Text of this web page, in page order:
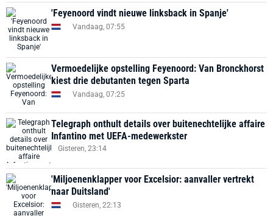
'Feyenoord vindt nieuwe linksback in Spanje'
Vandaag, 07:55
Vermoedelijke opstelling Feyenoord: Van Bronckhorst
kiest drie debutanten tegen Sparta
Vandaag, 07:25
Telegraph onthult details over buitenechtelijke affaire
Infantino met UEFA-medewerkster
Gisteren, 23:14
'Miljoenenklapper voor Excelsior: aanvaller vertrekt
naar Duitsland'
Gisteren, 22:13